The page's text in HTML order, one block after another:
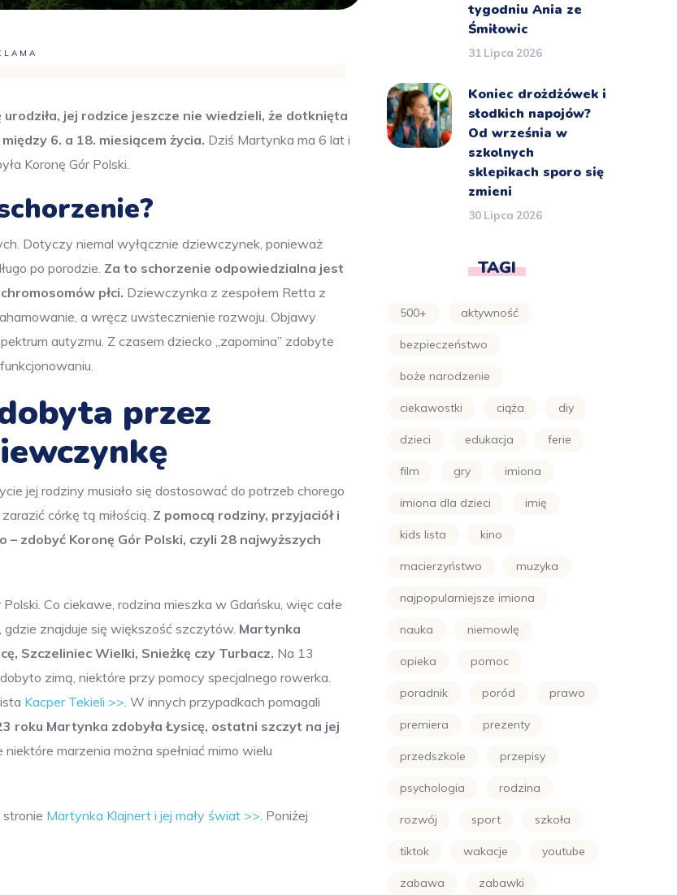
urodziła, jej rodzice jeszcze nie wiedzieli, że dotknięta
6. a 18. miesiącem życia. Dziś Martynka ma 6 lat i
Koronę Gór Polski.
Dotyczy niemal wyłącznie dziewczynek, ponieważ
po porodzie. Za to schorzenie odpowiedzialna jest
płci. Dziewczynka z zespołem Retta z
a wręcz uwstecznienie rozwoju. Objawy
autyzmu. Z czasem dziecko „zapomina” zdobyte
przez
jej rodziny musiało się dostosować do potrzeb chorego
córkę tą miłością. Z pomocą rodziny, przyjaciół i
zdobyć Koronę Gór Polski, czyli 28 najwyższych
Co ciekawe, rodzina mieszka w Gdańsku, więc całe
znajduje się większość szczytów. Martynka
Szczeliniec Wielki, Snieżkę czy Turbacz. Na 13
zimą, niektóre przy pomocy specjalnego rowerka.
Kacper Tekieli >> . W innych przypadkach pomagali
roku Martynka zdobyła Łysicę, ostatni szczyt na jej
marzenia można spełniać mimo wielu
Martynka Klajnert i jej mały świat >> . Poniżej
tygodniu Ania ze
Śmiłowic
31 Lipca 2026
Koniec drożdżówek i
słodkich napojów?
Od września w
szkolnych
sklepikach sporo się
zmieni
30 Lipca 2026
TAGI
500+ aktywność
bezpieczeństwo
boże narodzenie
ciekawostki ciąża diy
dzieci edukacja ferie
film gry imiona
imiona dla dzieci imię
kids lista kino
macierzyństwo muzyka
najpopularniejsze imiona
nauka niemowlę
opieka pomoc
poradnik poród prawo
premiera prezenty
przedszkole przepisy
psychologia rodzina
rozwój sport szkoła
tiktok wakacje youtube
zabawa zabawki